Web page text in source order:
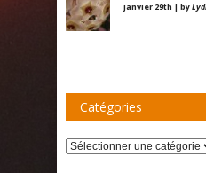
janvier 29th | by
Catégories
Catégories